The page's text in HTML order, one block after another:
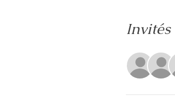
Invités